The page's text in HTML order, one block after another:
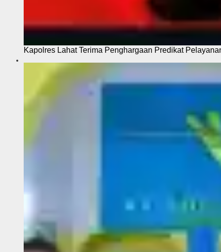
Kapolres Lahat Terima Penghargaan Predikat